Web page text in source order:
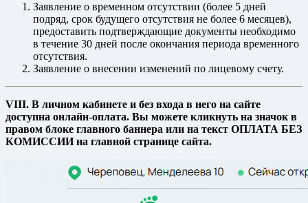
Заявление о временном отсутствии (более 5 дней
подряд, срок будущего отсутствия не более 6 месяцев),
предоставить подтверждающие документы необходимо
в течение 30 дней после окончания периода временного
отсутствия.
Заявление о внесении изменений по лицевому счету.
VIII. В личном кабинете и без входа в него на сайте
доступна онлайн-оплата. Вы можете кликнуть на значок в
правом блоке главного баннера или на текст ОПЛАТА БЕЗ
КОМИССИИ на главной странице сайта.